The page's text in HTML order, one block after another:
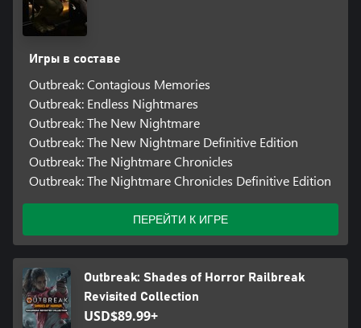
Игры в составе
Outbreak: Contagious Memories
Outbreak: Endless Nightmares
Outbreak: The New Nightmare
Outbreak: The New Nightmare Definitive Edition
Outbreak: The Nightmare Chronicles
Outbreak: The Nightmare Chronicles Definitive Edition
ПЕРЕЙТИ К ИГРЕ
Outbreak: Shades of Horror Railbreak
Revisited Collection
USD$89.99+